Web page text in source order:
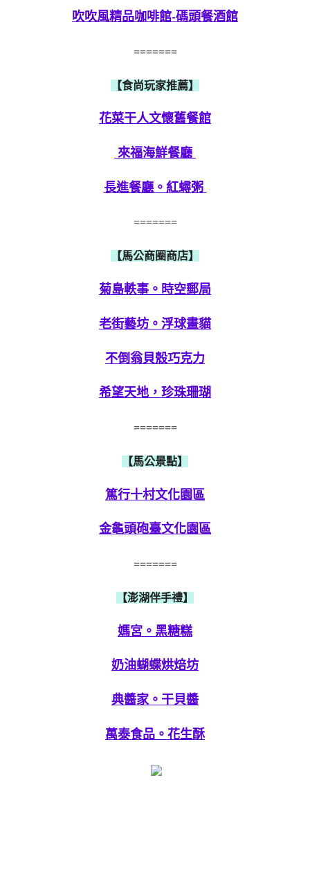
吹吹風精品咖啡館-碼頭餐酒館
=======
【食尚玩家推薦】
花菜干人文懷舊餐館
來福海鮮餐廳
長進餐廳。紅蟳粥
=======
【馬公商圈商店】
菊島軼事。時空郵局
老街藝坊。浮球畫貓
不倒翁貝殼巧克力
希望天地，珍珠珊瑚
=======
【馬公景點】
篤行十村文化園區
金龜頭砲臺文化園區
=======
【澎湖伴手禮】
媽宮。黑糖糕
奶油蝴蝶烘焙坊
典醬家。干貝醬
萬泰食品。花生酥